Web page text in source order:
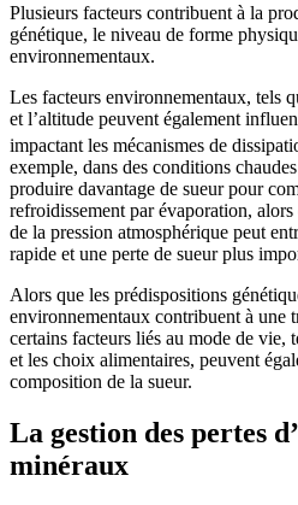
Plusieurs facteurs contribuent à la
génétique, le niveau de forme
environnementaux.
Les facteurs environnementaux, tels
et l’altitude peuvent également
impactant les mécanismes de
exemple, dans des conditions
produire davantage de sueur pour
refroidissement par évaporation,
de la pression atmosphérique peut
rapide et une perte de sueur plus
Alors que les prédispositions
environnementaux contribuent à une
certains facteurs liés au mode de vie,
et les choix alimentaires, peuvent
composition de la sueur.
La gestion des pertes
minéraux